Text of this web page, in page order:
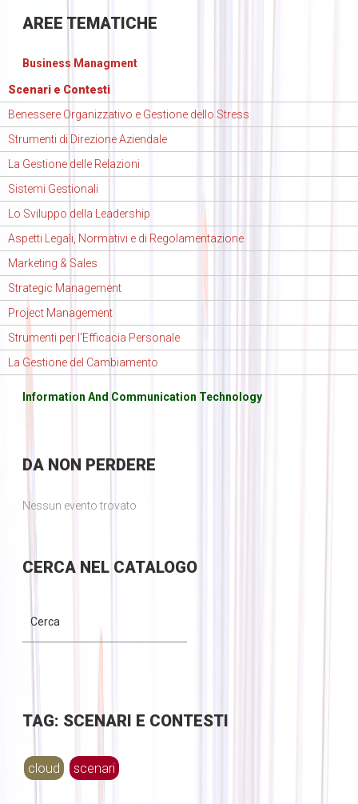
AREE TEMATICHE
Business Managment
Scenari e Contesti
Benessere Organizzativo e Gestione dello Stress
Strumenti di Direzione Aziendale
La Gestione delle Relazioni
Sistemi Gestionali
Lo Sviluppo della Leadership
Aspetti Legali, Normativi e di Regolamentazione
Marketing & Sales
Strategic Management
Project Management
Strumenti per l'Efficacia Personale
La Gestione del Cambiamento
Information And Communication Technology
DANON PERDERE
Nessun evento trovato
CERCANEL CATALOGO
TAG: SCENARI E CONTESTI
cloud scenari